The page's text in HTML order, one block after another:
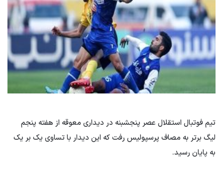
تیم فوتبال استقلال عصر پنجشبنه در دیداری معوقه از هفته پنجم
لیگ برتر به مصاف پرسپولیس رفت که این دیدار با تساوی یک بر یک
به پایان رسید.